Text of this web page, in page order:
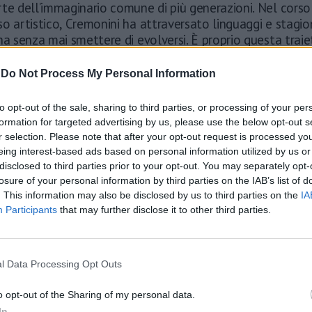
Do Not Process My Personal Information
opt-out of the sale, sharing to third parties, or processing of your
for targeted advertising by us, please use the below opt-out
selection. Please note that after your opt-out request is processed
interest-based ads based on personal information utilized by us
to third parties prior to your opt-out. You may separately
of your personal information by third parties on the IAB’s list of
This information may also be disclosed by us to third parties on the
Participants that may further disclose it to other third parties.
Data Processing Opt Outs
opt-out of the Sharing of my personal data.
dell’immaginario comune di più generazioni. Nel
artistico, Cremonini ha attraversato linguaggi e
senza mai smettere di evolversi. È proprio questa
concerto in un vero e proprio evento culturale, prima